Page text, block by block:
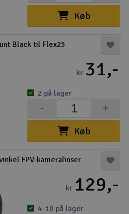
Køb
Black til Flex25
kr 31,-
Køb
+
-
2 på lager
FPV-kameralinser
kr 129,-
4-10 på lager